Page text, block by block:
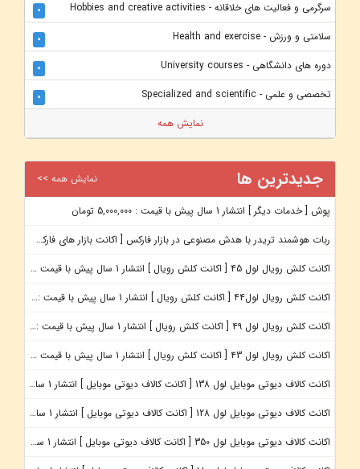
سرگرمی و فعالیت های خلاقانه - Hobbies and creative activities 0
سلامتی و ورزش - Health and exercise 0
دوره های دانشگاهی - University courses 0
تخصصی و علمی - Specialized and scientific 0
نمایش همه
جدیدترین ها نمایش همه >>
پوش [ خدمات دیگر ] انتشار 1 سال پیش با قیمت : 5,000,000 تومان
ربات هوشمند تریدر با هدش مصنوعی در بازار فارکس [ اکانت بازار های فارکس - Forex Accounts ]
اکانت کلش رویال لول 45
[ اکانت کلش رویال ] انتشار 1 سال پیش با قیمت : 1,100,000 تومان
اکانت کلش رویال لول44
[ اکانت کلش رویال ] انتشار 1 سال پیش با قیمت : 950,000 تومان
اکانت کلش رویال لول 49
[ اکانت کلش رویال ] انتشار 1 سال پیش با قیمت : 1,560,000 تومان
اکانت کلش رویال لول 43
[ اکانت کلش رویال ] انتشار 1 سال پیش با قیمت : 949,000 تومان
اکانت کالاف دیوتی موبایل لول 138
[ اکانت کالاف دیوتی موبایل ] انتشار 1 سال پیش با قیمت : 2,700,000 تومان
اکانت کالاف دیوتی موبایل لول 128
[ اکانت کالاف دیوتی موبایل ] انتشار 1 سال پیش با قیمت : 1,200,000 تومان
اکانت کالاف دیوتی موبایل لول 350
[ اکانت کالاف دیوتی موبایل ] انتشار 1 سال پیش با قیمت : 3,900,000 تومان